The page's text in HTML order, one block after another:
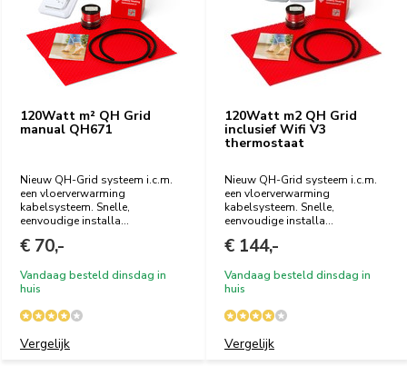
120Watt m² QH Grid
manual QH671
Nieuw QH-Grid systeem i.c.m.
een vloerverwarming
kabelsysteem. Snelle,
eenvoudige installa...
€ 70,-
Vandaag besteld dinsdag in
huis
Vergelijk
120Watt m2 QH Grid
inclusief Wifi V3
thermostaat
Nieuw QH-Grid systeem i.c.m.
een vloerverwarming
kabelsysteem. Snelle,
eenvoudige installa...
€ 144,-
Vandaag besteld dinsdag in
huis
Vergelijk